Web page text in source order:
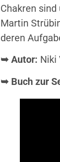
Chakren
Martin
deren
➥ Autor: Niki
➥ Buch zur